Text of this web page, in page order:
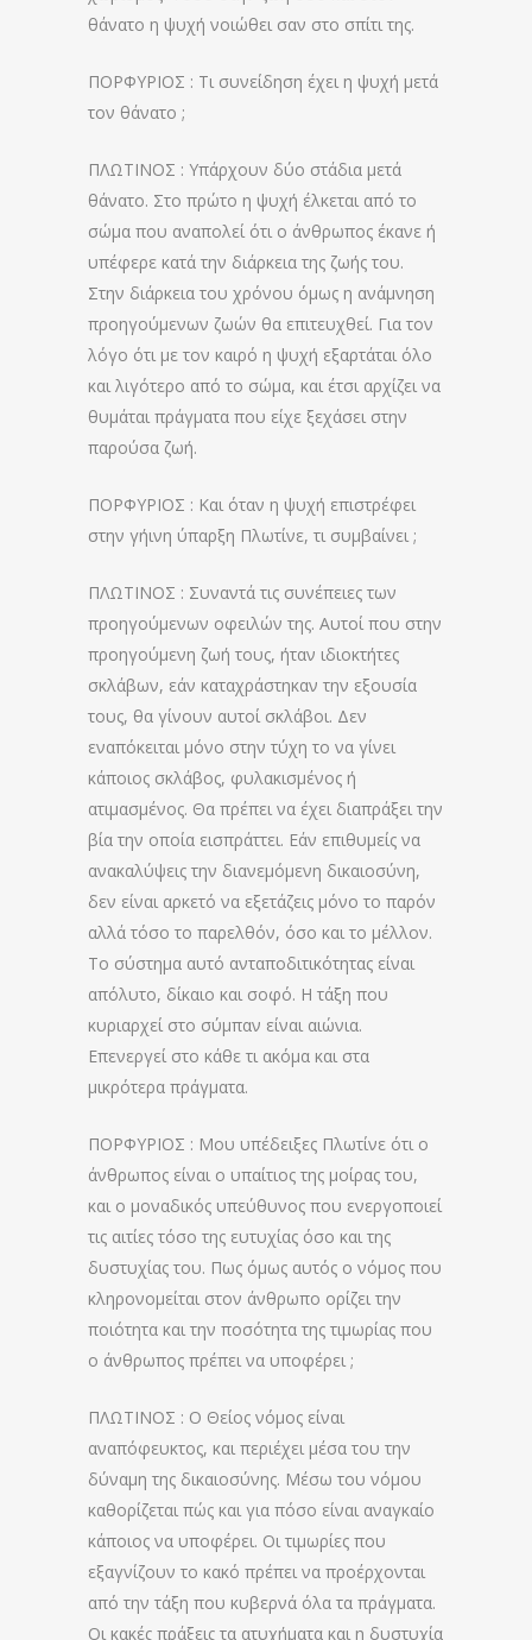
θάνατο η ψυχή νοιώθει σαν στο σπίτι της.
ΠΟΡΦΥΡΙΟΣ : Τι συνείδηση έχει η ψυχή μετά
τον θάνατο ;
ΠΛΩΤΙΝΟΣ : Υπάρχουν δύο στάδια μετά
θάνατο. Στο πρώτο η ψυχή έλκεται από το
σώμα που αναπολεί ότι ο άνθρωπος έκανε ή
υπέφερε κατά την διάρκεια της ζωής του.
Στην διάρκεια του χρόνου όμως η ανάμνηση
προηγούμενων ζωών θα επιτευχθεί. Για τον
λόγο ότι με τον καιρό η ψυχή εξαρτάται όλο
και λιγότερο από το σώμα, και έτσι αρχίζει να
θυμάται πράγματα που είχε ξεχάσει στην
παρούσα ζωή.
ΠΟΡΦΥΡΙΟΣ : Και όταν η ψυχή επιστρέφει
στην γήινη ύπαρξη Πλωτίνε, τι συμβαίνει ;
ΠΛΩΤΙΝΟΣ : Συναντά τις συνέπειες των
προηγούμενων οφειλών της. Αυτοί που στην
προηγούμενη ζωή τους, ήταν ιδιοκτήτες
σκλάβων, εάν καταχράστηκαν την εξουσία
τους, θα γίνουν αυτοί σκλάβοι. Δεν
εναπόκειται μόνο στην τύχη το να γίνει
κάποιος σκλάβος, φυλακισμένος ή
ατιμασμένος. Θα πρέπει να έχει διαπράξει την
βία την οποία εισπράττει. Εάν επιθυμείς να
ανακαλύψεις την διανεμόμενη δικαιοσύνη,
δεν είναι αρκετό να εξετάζεις μόνο το παρόν
αλλά τόσο το παρελθόν, όσο και το μέλλον.
Το σύστημα αυτό ανταποδιτικότητας είναι
απόλυτο, δίκαιο και σοφό. Η τάξη που
κυριαρχεί στο σύμπαν είναι αιώνια.
Επενεργεί στο κάθε τι ακόμα και στα
μικρότερα πράγματα.
ΠΟΡΦΥΡΙΟΣ : Μου υπέδειξες Πλωτίνε ότι ο
άνθρωπος είναι ο υπαίτιος της μοίρας του,
και ο μοναδικός υπεύθυνος που ενεργοποιεί
τις αιτίες τόσο της ευτυχίας όσο και της
δυστυχίας του. Πως όμως αυτός ο νόμος που
κληρονομείται στον άνθρωπο ορίζει την
ποιότητα και την ποσότητα της τιμωρίας που
ο άνθρωπος πρέπει να υποφέρει ;
ΠΛΩΤΙΝΟΣ : Ο Θείος νόμος είναι
αναπόφευκτος, και περιέχει μέσα του την
δύναμη της δικαιοσύνης. Μέσω του νόμου
καθορίζεται πώς και για πόσο είναι αναγκαίο
κάποιος να υποφέρει. Οι τιμωρίες που
εξαγνίζουν το κακό πρέπει να προέρχονται
από την τάξη που κυβερνά όλα τα πράγματα.
Οι κακές πράξεις τα ατυχήματα και η δυστυχία